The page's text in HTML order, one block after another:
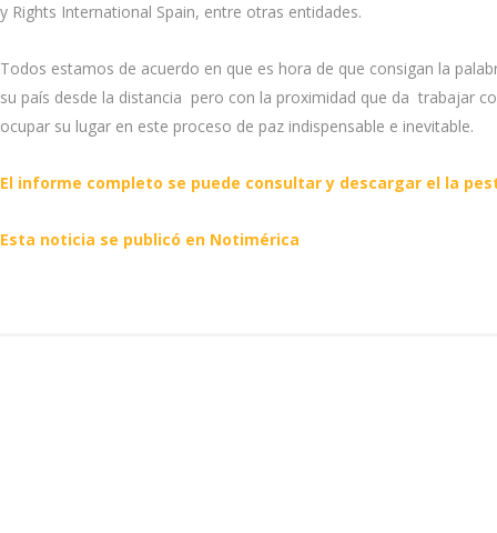
y Rights International Spain, entre otras entidades.
Todos estamos de acuerdo en que es hora de que consigan la
su país desde la distancia pero con la proximidad que da trabajar
ocupar su lugar en este proceso de paz indispensable e inevitable.
El informe completo se puede consultar y descargar el la
Esta noticia se publicó en Notimérica